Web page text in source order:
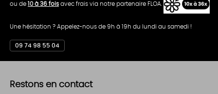
ou de 10 à 36 fois avec frais via notre partenaire FLOA.
Une hésitation ? Appelez-nous de 9h à 19h du lundi au samedi !
09 74 98 55 04
Restons en contact